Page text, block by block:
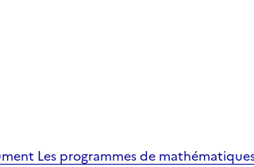
Les programmes de